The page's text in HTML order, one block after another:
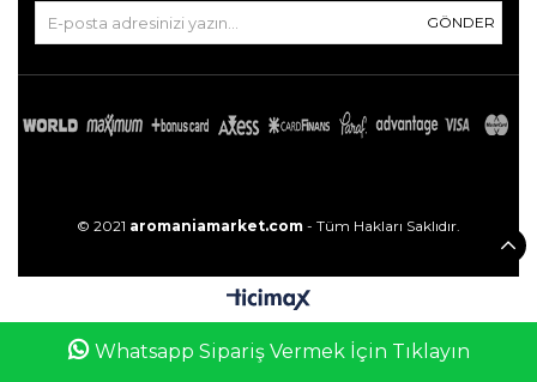
GÖNDER
© 2021 aromaniamarket.com - Tüm Hakları Saklıdır.
Whatsapp Sipariş Vermek İçin Tıklayın
Favorilerim Sepetim Üye Girişi